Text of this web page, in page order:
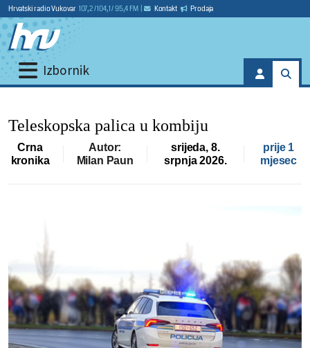
Hrvatski radio Vukovar 107,2 / 104,1 / 95,4 FM Kontakt Prodaja
Izbornik
Teleskopska palica u kombiju
Crna
kronika
Autor:
Milan Paun
srijeda, 8.
srpnja 2026.
prije 1
mjesec